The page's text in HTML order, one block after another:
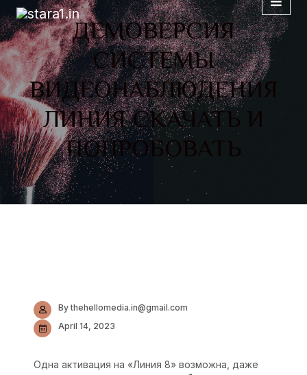
ДЕМОВЕРСИЯ
СИСТЕМЫ
ВИДЕОНАБЛЮДЕНИЯ
ЛИНИЯ СКАЧАТЬ И
ПОПРОБОВАТЬ
By thehellomedia.in@gmail.com
April 14, 2023
Одна активация на «Линия 8» возможна, даже